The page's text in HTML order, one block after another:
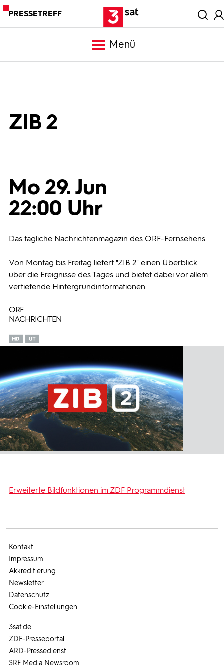
PRESSETREFF
Menü
Bilder
Programmwochen
3sat
ZIB 2
Mo 29. Jun
22:00 Uhr
Das tägliche Nachrichtenmagazin des ORF-Fernsehens.
Von Montag bis Freitag liefert "ZIB 2" einen Überblick
über die Ereignisse des Tages und bietet dabei vor allem
vertiefende Hintergrundinformationen.
ORF
NACHRICHTEN
Erweiterte Bildfunktionen im ZDF Programmdienst
3sat.de
ZDF-Presseportal
ARD-Pressedienst
SRF Media Newsroom
Kontakt
Impressum
Akkreditierung
Newsletter
Datenschutz
Cookie-Einstellungen